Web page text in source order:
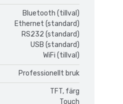
Bluetooth (tillval)
Ethernet (standard)
RS232 (standard)
USB (standard)
WiFi (tillval)
Professionellt bruk
TFT, färg
Touch